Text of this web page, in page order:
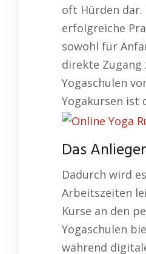
oft Hürden dar.
erfolgreiche
sowohl für
direkte Zugang
Yogaschulen
Yogakursen ist
Das
Dadurch wird
Arbeitszeiten
Kurse an den
Yogaschulen
während